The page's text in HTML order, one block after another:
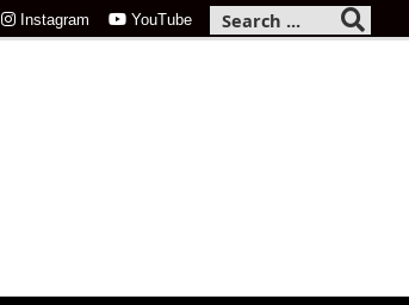
Instagram YouTube